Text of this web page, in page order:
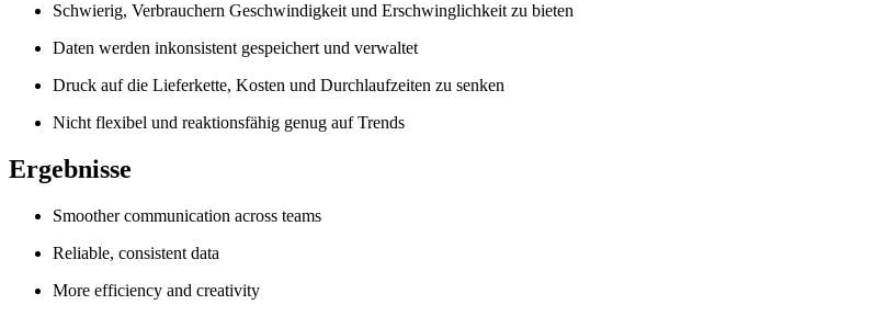
Schwierig, Verbrauchern Geschwindigkeit und Erschwinglichkeit zu bieten
Daten werden inkonsistent gespeichert und verwaltet
Druck auf die Lieferkette, Kosten und Durchlaufzeiten zu senken
Nicht flexibel und reaktionsfähig genug auf Trends
Ergebnisse
Smoother communication across teams
Reliable, consistent data
More efficiency and creativity